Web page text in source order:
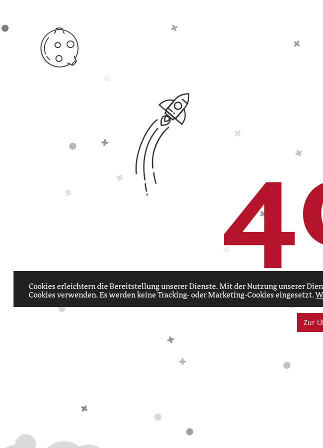
Schade! Wir
Zur
Cookies erleichtern die Bereitstellung unserer Dienste. Mit der Nutzung unserer
Cookies verwenden. Es werden keine Tracking- oder Marketing-Cookies eingesetzt.